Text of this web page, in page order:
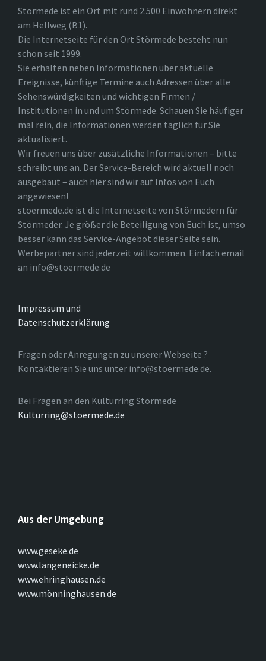
Störmede ist ein Ort mit rund 2.500 Einwohnern direkt
am Hellweg (B1).
Die Internetseite für den Ort Störmede besteht nun
schon seit 1999.
Sie erhalten neben Informationen über aktuelle
Ereignisse, künftige Termine auch Adressen über alle
Sehenswürdigkeiten und wichtigen Firmen /
Institutionen in und um Störmede. Schauen Sie häufiger
mal rein, die Informationen werden täglich für Sie
aktualisiert.
Wir freuen uns über zusätzliche Informationen – bitte
schreibt uns an. Der Service-Bereich wird aktuell noch
ausgebaut – auch hier sind wir auf Infos von Euch
angewiesen!
stoermede.de ist die Internetseite von Störmedern für
Störmeder. Je größer die Beteiligung von Euch ist, umso
besser kann das Service-Angebot dieser Seite sein.
Werbepartner sind jederzeit willkommen. Einfach email
an info@stoermede.de
Impressum und
Datenschutzerklärung
Fragen oder Anregungen zu unserer Webseite ?
Kontaktieren Sie uns unter info@stoermede.de.
Bei Fragen an den Kulturring Störmede
Kulturring@stoermede.de
Aus der Umgebung
www.geseke.de
www.langeneicke.de
www.ehringhausen.de
www.mönninghausen.de